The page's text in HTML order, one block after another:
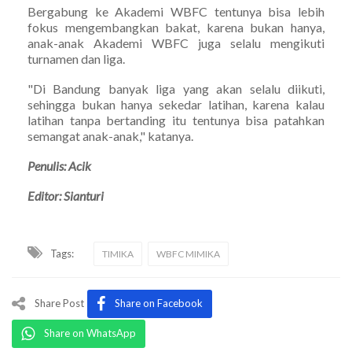
Bergabung ke Akademi WBFC tentunya bisa lebih
fokus mengembangkan bakat, karena bukan hanya,
anak-anak Akademi WBFC juga selalu mengikuti
turnamen dan liga.
"Di Bandung banyak liga yang akan selalu diikuti,
sehingga bukan hanya sekedar latihan, karena kalau
latihan tanpa bertanding itu tentunya bisa patahkan
semangat anak-anak," katanya.
Penulis: Acik
Editor: Sianturi
Tags: TIMIKA WBFC MIMIKA
Share Post Share on Facebook
Share on WhatsApp